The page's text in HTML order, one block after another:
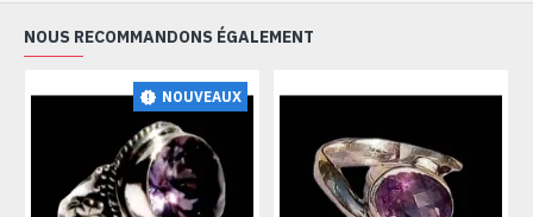
NOUS RECOMMANDONS ÉGALEMENT
NOUVEAUX